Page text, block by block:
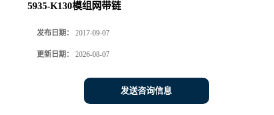
5935-K130模组网带链
发布日期： 2017-09-07
更新日期： 2026-08-07
发送咨询信息